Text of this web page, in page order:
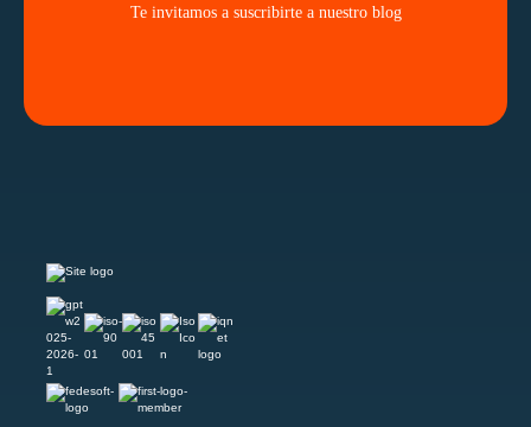
Te invitamos a suscribirte a nuestro blog